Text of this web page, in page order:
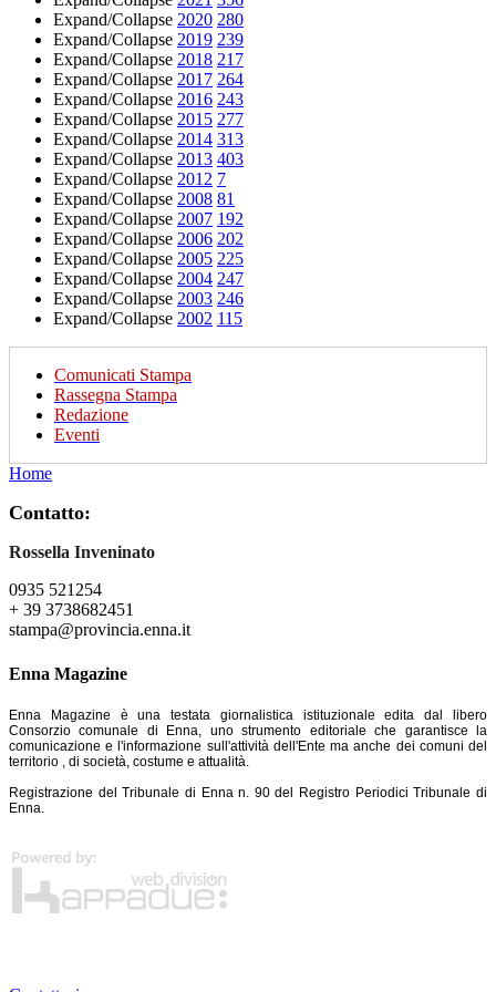
Expand/Collapse 2020 280
Expand/Collapse 2019 239
Expand/Collapse 2018 217
Expand/Collapse 2017 264
Expand/Collapse 2016 243
Expand/Collapse 2015 277
Expand/Collapse 2014 313
Expand/Collapse 2013 403
Expand/Collapse 2012 7
Expand/Collapse 2008 81
Expand/Collapse 2007 192
Expand/Collapse 2006 202
Expand/Collapse 2005 225
Expand/Collapse 2004 247
Expand/Collapse 2003 246
Expand/Collapse 2002 115
Comunicati Stampa
Rassegna Stampa
Redazione
Eventi
Home
Contatto:
Rossella Inveninato
0935 521254
+ 39 3738682451
stampa@provincia.enna.it
Enna Magazine
Enna Magazine è una testata giornalistica istituzionale edita dal libero
Consorzio comunale di Enna, uno strumento editoriale che garantisce la
comunicazione e l'informazione sull'attività dell'Ente ma anche dei comuni del
territorio , di società, costume e attualità.
Registrazione del Tribunale di Enna n. 90 del Registro Periodici Tribunale di
Enna.